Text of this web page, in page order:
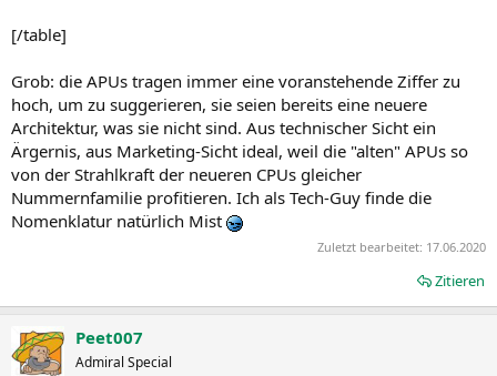
[/table]
Grob: die APUs tragen immer eine voranstehende Ziffer zu
hoch, um zu suggerieren, sie seien bereits eine neuere
Architektur, was sie nicht sind. Aus technischer Sicht ein
Ärgernis, aus Marketing-Sicht ideal, weil die "alten" APUs so
von der Strahlkraft der neueren CPUs gleicher
Nummernfamilie profitieren. Ich als Tech-Guy finde die
Nomenklatur natürlich Mist
Zuletzt bearbeitet: 17.06.2020
Zitieren
Peet007
Admiral Special